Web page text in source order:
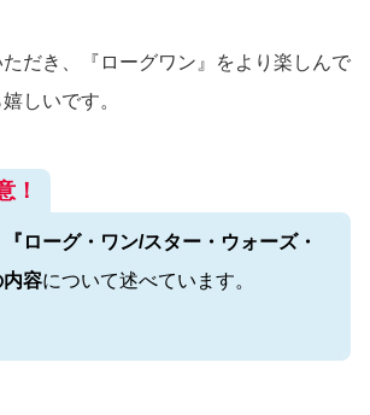
だき、『ローグワン』をより楽しんで
しいです。
！
『ローグ・ワン/スター・ウォーズ・
内容について述べています。